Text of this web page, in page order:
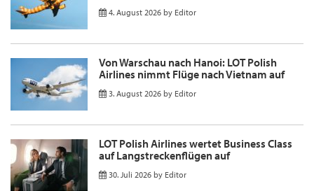
4. August 2026 by Editor
Von Warschau nach Hanoi: LOT Polish
Airlines nimmt Flüge nach Vietnam auf
3. August 2026 by Editor
LOT Polish Airlines wertet Business Class
auf Langstreckenflügen auf
30. Juli 2026 by Editor